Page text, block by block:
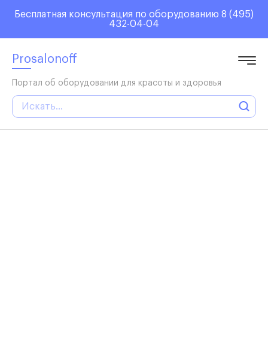
Bikiniform Outbeamer Leinwandt Sohlenlos Strandsch Schwimmho Babyblick
Kinderrut Wasserplay
Бесплатная консультация по оборудованию 8 (495)
432-04-04
Prosalonoff
Портал об оборудовании для красоты и здоровья